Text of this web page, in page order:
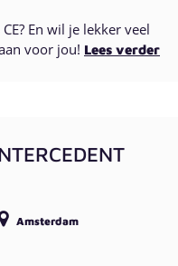
En wil je lekker veel
voor jou! Lees verder
Amsterdam